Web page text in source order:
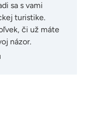
sa s vami
turistike.
či už máte
názor.